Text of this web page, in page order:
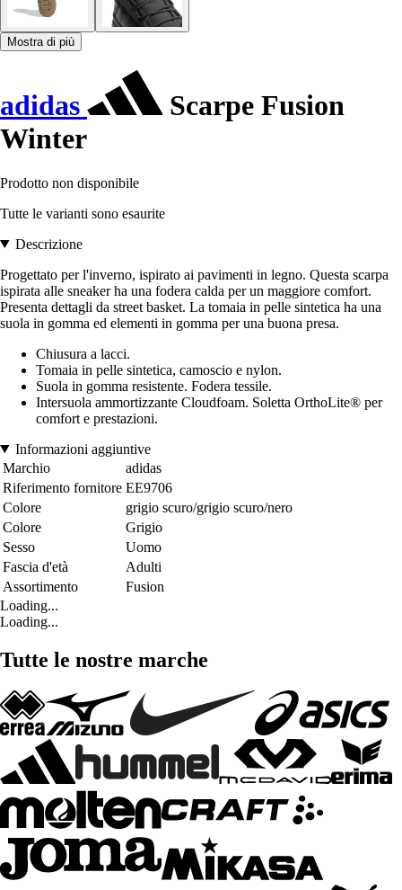
Mostra di più
adidas
Scarpe Fusion
Winter
Prodotto non disponibile
Tutte le varianti sono esaurite
Descrizione
Progettato per l'inverno, ispirato ai pavimenti in legno. Questa scarpa
ispirata alle sneaker ha una fodera calda per un maggiore comfort.
Presenta dettagli da street basket. La tomaia in pelle sintetica ha una
suola in gomma ed elementi in gomma per una buona presa.
Chiusura a lacci.
Tomaia in pelle sintetica, camoscio e nylon.
Suola in gomma resistente. Fodera tessile.
Intersuola ammortizzante Cloudfoam. Soletta OrthoLite® per
comfort e prestazioni.
Informazioni aggiuntive
Marchio
adidas
Riferimento fornitore EE9706
Colore
grigio scuro/grigio scuro/nero
Colore
Grigio
Sesso
Uomo
Fascia d'età
Adulti
Assortimento
Fusion
Loading...
Loading...
Tutte le nostre marche